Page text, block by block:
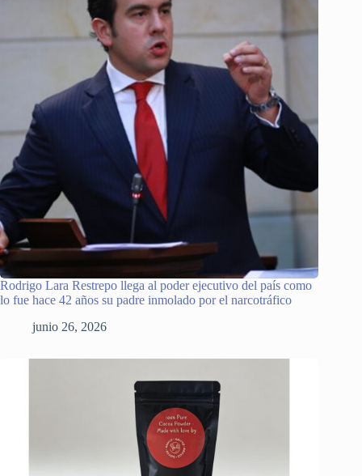
Rodrigo Lara Restrepo llega al poder ejecutivo del país como
lo fue hace 42 años su padre inmolado por el narcotráfico
junio 26, 2026